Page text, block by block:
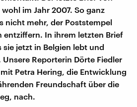
im Jahr 2007. So ganz
nicht mehr, der Poststempel
entziffern. In ihrem letzten Brief
sie jetzt in Belgien lebt und
Reporterin Dörte Fiedler
Petra Hering, die Entwicklung
Freundschaft über die
nach.